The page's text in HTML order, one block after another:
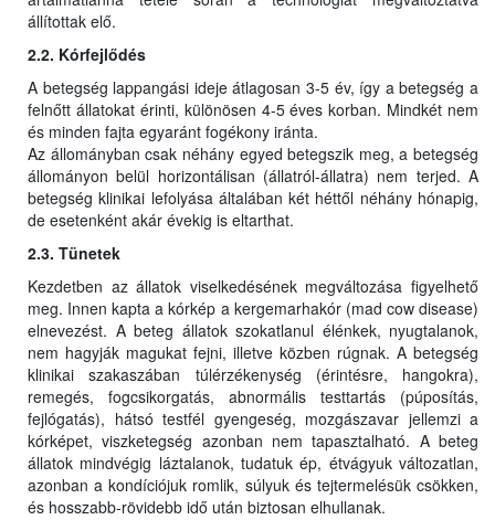
állítottak elő.
2.2. Kórfejlődés
A betegség lappangási ideje átlagosan 3-5 év, így a betegség a
felnőtt állatokat érinti, különösen 4-5 éves korban. Mindkét nem
és minden fajta egyaránt fogékony iránta.
Az állományban csak néhány egyed betegszik meg, a betegség
állományon belül horizontálisan (állatról-állatra) nem terjed. A
betegség klinikai lefolyása általában két héttől néhány hónapig,
de esetenként akár évekig is eltarthat.
2.3. Tünetek
Kezdetben az állatok viselkedésének megváltozása figyelhető
meg. Innen kapta a kórkép a kergemarhakór (mad cow disease)
elnevezést. A beteg állatok szokatlanul élénkek, nyugtalanok,
nem hagyják magukat fejni, illetve közben rúgnak. A betegség
klinikai szakaszában túlérzékenység (érintésre, hangokra),
remegés, fogcsikorgatás, abnormális testtartás (púposítás,
fejlógatás), hátsó testfél gyengeség, mozgászavar jellemzi a
kórképet, viszketegség azonban nem tapasztalható. A beteg
állatok mindvégig láztalanok, tudatuk ép, étvágyuk változatlan,
azonban a kondíciójuk romlik, súlyuk és tejtermelésük csökken,
és hosszabb-rövidebb idő után biztosan elhullanak.